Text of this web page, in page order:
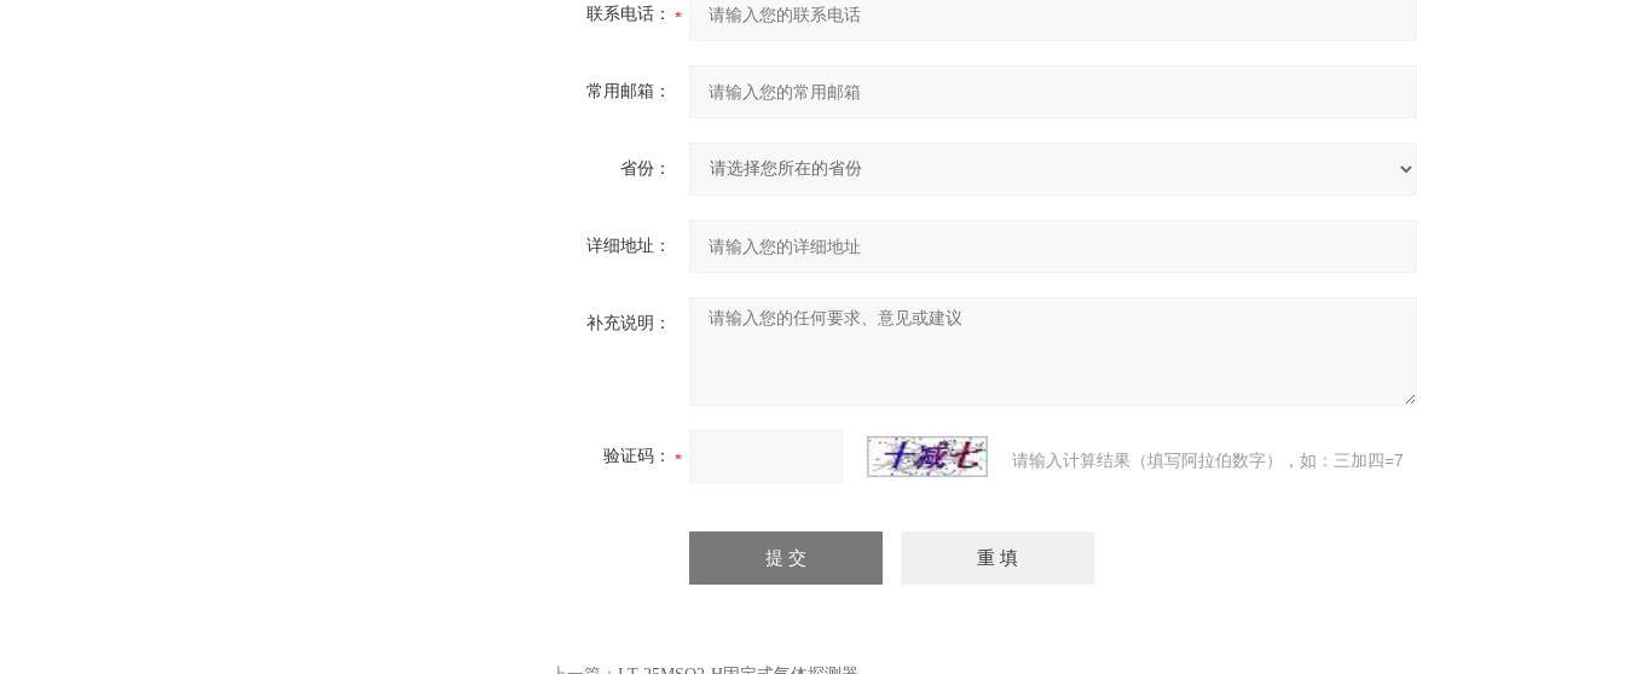
联系电话：
常用邮箱：
省份：
详细地址：
补充说明：
验证码： 请输入计算结果（填写阿拉伯数字），如：三加四=7